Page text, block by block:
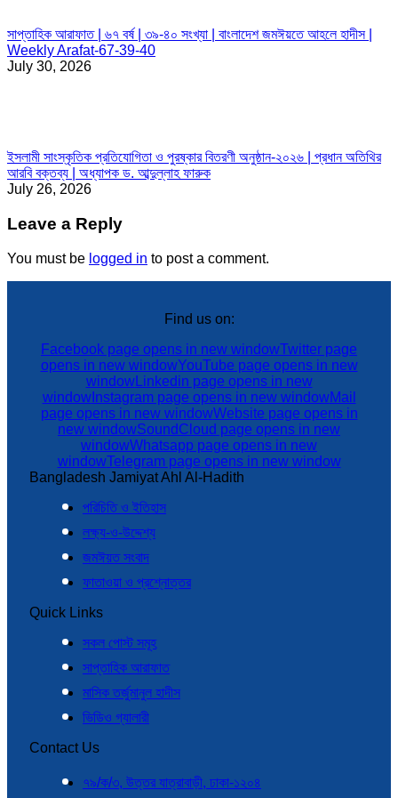
সাপ্তাহিক আরাফাত | ৬৭ বর্ষ | ৩৯-৪০ সংখ্যা | বাংলাদেশ জমঈয়তে আহলে হাদীস |
Weekly Arafat-67-39-40
July 30, 2026
ইসলামী সাংস্কৃতিক প্রতিযোগিতা ও পুরষ্কার বিতরণী অনুষ্ঠান-২০২৬ | প্রধান অতিথির
আরবি বক্তব্য | অধ্যাপক ড. আব্দুল্লাহ ফারুক
July 26, 2026
Leave a Reply
You must be logged in to post a comment.
Find us on:
Facebook page opens in new windowTwitter page
opens in new windowYouTube page opens in new
windowLinkedin page opens in new
windowInstagram page opens in new windowMail
page opens in new windowWebsite page opens in
new windowSoundCloud page opens in new
windowWhatsapp page opens in new
windowTelegram page opens in new window
Bangladesh Jamiyat Ahl Al-Hadith
পরিচিতি ও ইতিহাস
লক্ষ্য-ও-উদ্দেশ্য
জমঈয়ত সংবাদ
ফাতাওয়া ও প্রশ্নোত্তর
Quick Links
সকল পোস্ট সমূহ
সাপ্তাহিক আরাফাত
মাসিক তর্জুমানুল হাদীস
ভিডিও গ্যালারী
Contact Us
৭৯/ক/৩, উত্তর যাত্রাবাড়ী, ঢাকা-১২০৪